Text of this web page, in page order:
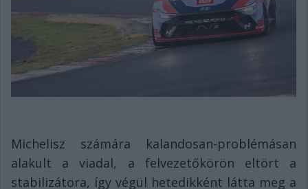
Michelisz számára kalandosan-problémásan
alakult a viadal, a felvezetőkörön eltört a
stabilizátora, így végül hetedikként látta meg a